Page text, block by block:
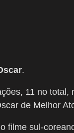
.
11 no
de Melhor
filme sul-